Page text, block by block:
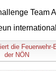
Team
die
der NÖN